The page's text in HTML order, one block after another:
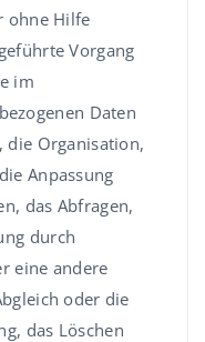
ohne Hilfe
Vorgang
im
Daten
die Organisation,
Anpassung
das Abfragen,
durch
eine andere
oder die
das Löschen